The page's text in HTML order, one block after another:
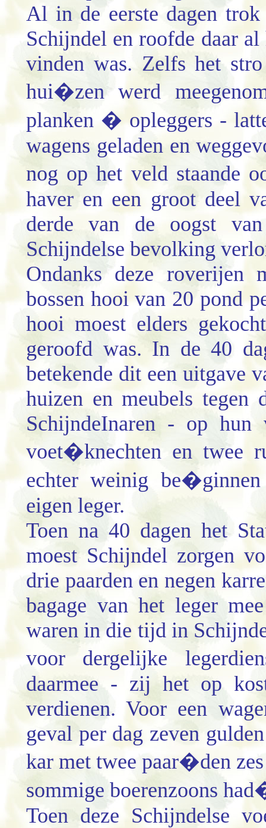
Al in de eerste dagen
Schijndel en roofde daar
vinden was. Zelfs het
hui�zen werd
planken � opleggers -
wagens geladen en
nog op het veld staande
haver en een groot deel
derde van de oogst
Schijndelse bevolking
Ondanks deze roverijen
bossen hooi van 20 pond
hooi moest elders
geroofd was. In de 40
betekende dit een uitgave
huizen en meubels tegen
SchijndeInaren - op
voet�knechten en twee
echter weinig
eigen leger.
Toen na 40 dagen het
moest Schijndel zorgen
drie paarden en negen
bagage van het leger
waren in die tijd in
voor dergelijke
daarmee - zij het op
verdienen. Voor een
geval per dag zeven
kar met twee paar�den
sommige boerenzoons
Toen deze Schijndelse